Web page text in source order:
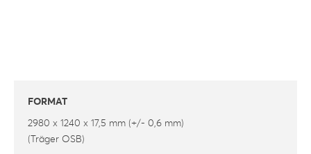
FORMAT
2980 x 1240 x 17,5 mm (+/- 0,6 mm)
(Träger OSB)